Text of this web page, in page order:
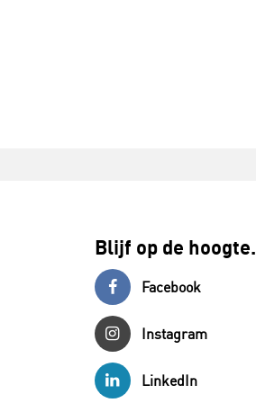
Blijf op de hoogte.
Facebook
Instagram
LinkedIn